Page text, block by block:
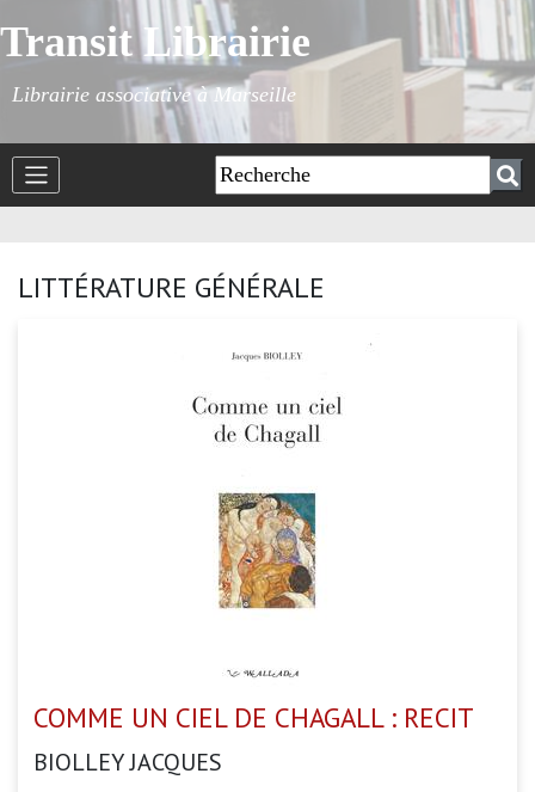
Transit Librairie
Librairie associative à Marseille
LITTÉRATURE GÉNÉRALE
COMME UN CIEL DE CHAGALL : RECIT
BIOLLEY JACQUES